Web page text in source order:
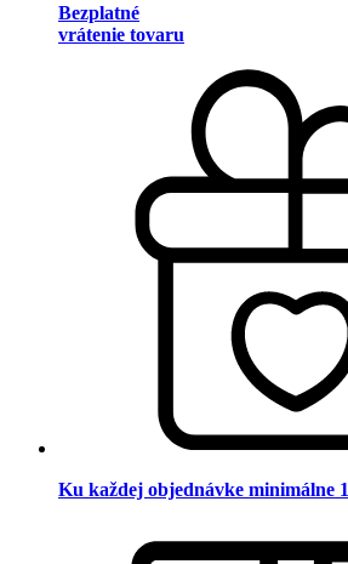
Bezplatné
vrátenie tovaru
Ku každej objednávke minimálne